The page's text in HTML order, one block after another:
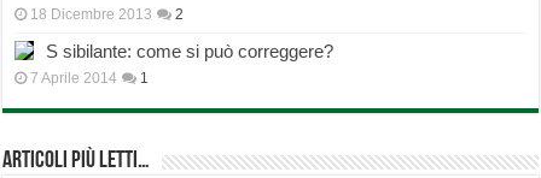
18 Dicembre 2013 2
S sibilante: come si può correggere?
7 Aprile 2014 1
Articoli più Letti…